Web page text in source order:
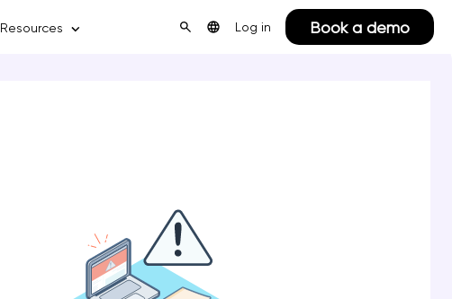
Log in Book a demo
Resources